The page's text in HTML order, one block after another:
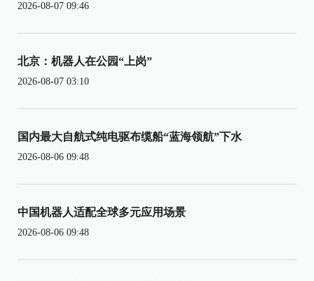
2026-08-07 09:46
北京：机器人在公园“上岗”
2026-08-07 03:10
国内最大自航式纯电驱布缆船“蓝海领航”下水
2026-08-06 09:48
中国机器人适配全球多元应用场景
2026-08-06 09:48